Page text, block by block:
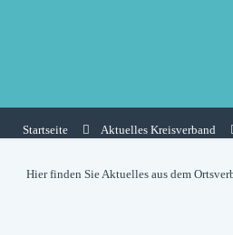
Startseite Aktuelles Kreisverband
Hier finden Sie Aktuelles aus dem